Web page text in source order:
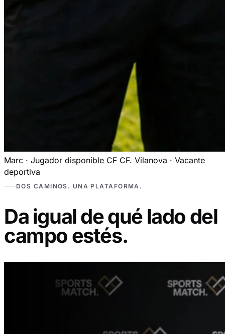
Marc · Jugador disponible CF CF. Vilanova · Vacante
deportiva
DOS CAMINOS. UNA PLATAFORMA.
Da igual de qué lado del
campo estés.